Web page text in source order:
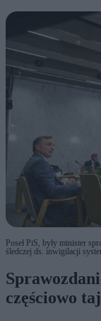
Poseł PiS, były minister
śledczej ds. inwigilacji
częściowo